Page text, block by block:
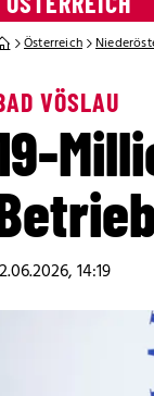
Österreich
VÖSLAU
14:19